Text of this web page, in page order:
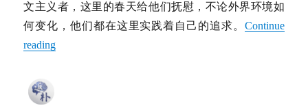
文主义者，这里的春天给他们抚慰，不论外界环境如
何变化，他们都在这里实践着自己的追求。 Continue
reading